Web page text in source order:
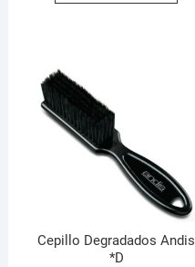
Cepillo Degradados Andis
*D